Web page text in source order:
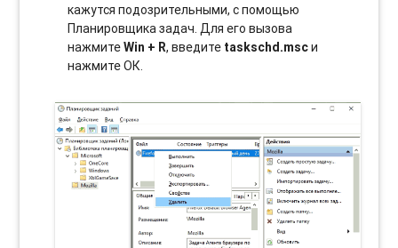
кажутся подозрительными, с помощью
Планировщика задач. Для его вызова
нажмитеWin + R, введите taskschd.mscи
нажмите ОК.